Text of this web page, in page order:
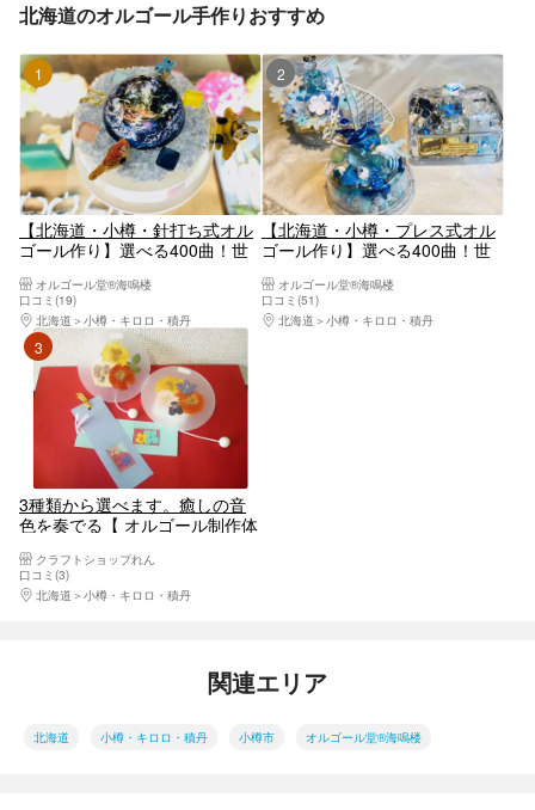
北海道のオルゴール手作りおすすめ
1位
【北海道・小樽・針打ち式オル
ゴール作り】選べる400曲！世
体験（予約特典付き）
オルゴール堂®海鳴楼
口コミ(19)
北海道
小樽・キロロ・積丹
2位
【北海道・小樽・プレス式オル
ゴール作り】選べる400曲！世
体験（予約特典付き）
オルゴール堂®海鳴楼
口コミ(51)
北海道
小樽・キロロ・積丹
3位
3種類から選べます。癒しの音
色を奏でる【 オルゴール制作体
クラフトショップれん
口コミ(3)
北海道
小樽・キロロ・積丹
関連エリア
北海道 小樽・キロロ・積丹 小樽市 オルゴール堂®海鳴楼